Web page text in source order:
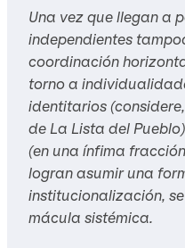
Una vez que llegan a
independientes
coordinación
torno a
identitarios
de La Lista del
(en una ínfima
logran asumir una
institucionalización,
mácula sistémica.